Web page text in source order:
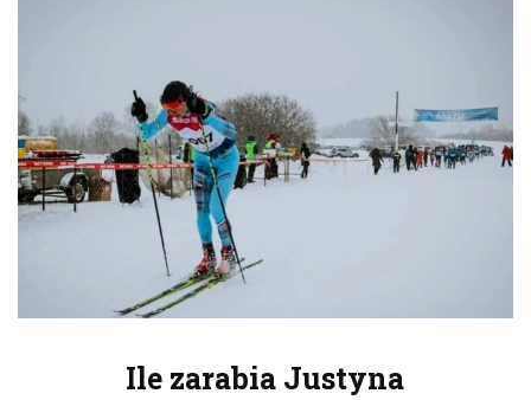
Ile zarabia Justyna